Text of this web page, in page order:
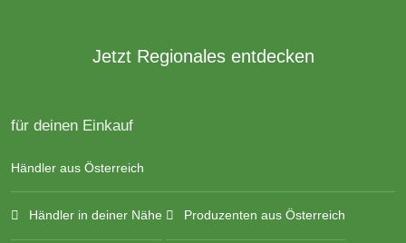
Jetzt Regionales entdecken
für deinen Einkauf
Händler aus Österreich
Händler in deiner Nähe Produzenten aus Österreich